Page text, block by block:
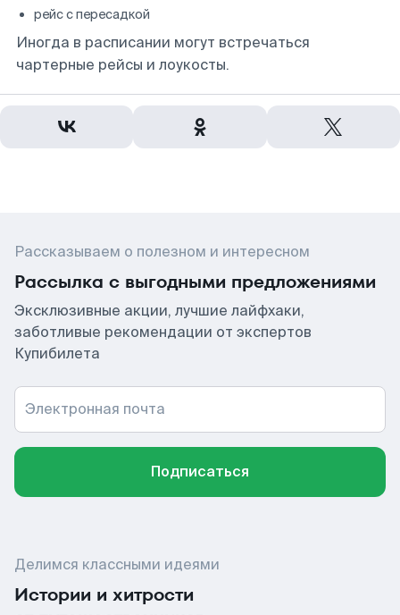
рейс с пересадкой
Иногда в расписании могут встречаться
чартерные рейсы и лоукосты.
Рассказываем о полезном и интересном
Рассылка с выгодными предложениями
Эксклюзивные акции, лучшие лайфхаки,
заботливые рекомендации от экспертов
Купибилета
Электронная почта
Подписаться
Делимся классными идеями
Истории и хитрости